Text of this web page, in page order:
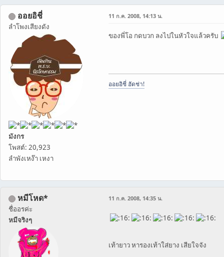
ออยอิชี่
ลำโพงเสียงดัง
มังกร
โพสต์: 20,923
ลำพังเหง๊า เหงา
11 ก.ค. 2008, 14:13 น.
ของพี่โอ กดบวก ลงไปในหัวใจแล้วครับ
ออยอิชี่ ฮัดช่า!
หมีโหด*
ชื่ออรค่ะ
หมีจริงๆ
11 ก.ค. 2008, 14:35 น.
เท้ายาว หารองเท้าใส่ยาง เสียใจจัง